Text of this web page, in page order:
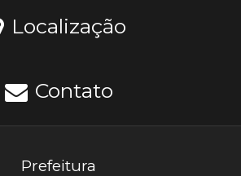
Localização
Contato
Prefeitura